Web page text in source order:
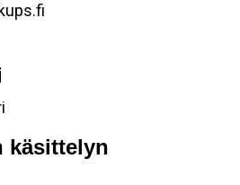
käsittelyn